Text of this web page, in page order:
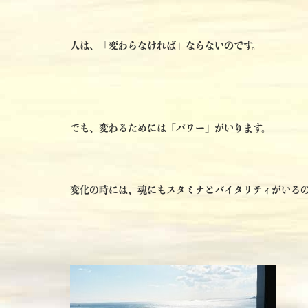
人は、「変わらなければ」ならないのです。
でも、変わるためには「パワー」がいります。
変化の時には、魂にもスタミナとバイタリティがいる